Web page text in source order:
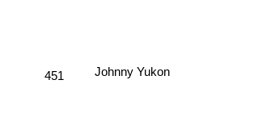
451 Johnny Yukon